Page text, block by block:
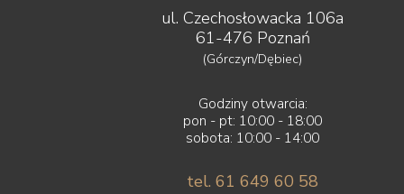
ul. Czechosłowacka 106a
61-476 Poznań
(Górczyn/Dębiec)
Godziny otwarcia:
pon - pt: 10:00 - 18:00
sobota: 10:00 - 14:00
tel. 61 649 60 58